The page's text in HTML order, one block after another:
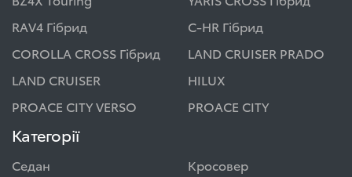
RAV4 Гібрид
C-HR Гібрид
COROLLA CROSS Гібрид
LAND CRUISER PRADO
LAND CRUISER
HILUX
PROACE CITY VERSO
PROACE CITY
Категорії
Седан
Кросовер